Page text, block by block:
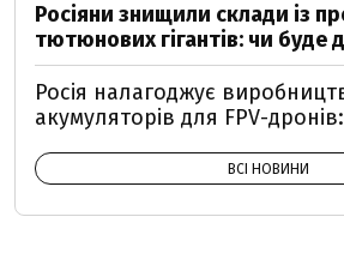
Росіяни знищили склади із
тютюнових гігантів: чи буде
Росія налагоджує
акумуляторів для FPV-
ВСІ НОВИНИ